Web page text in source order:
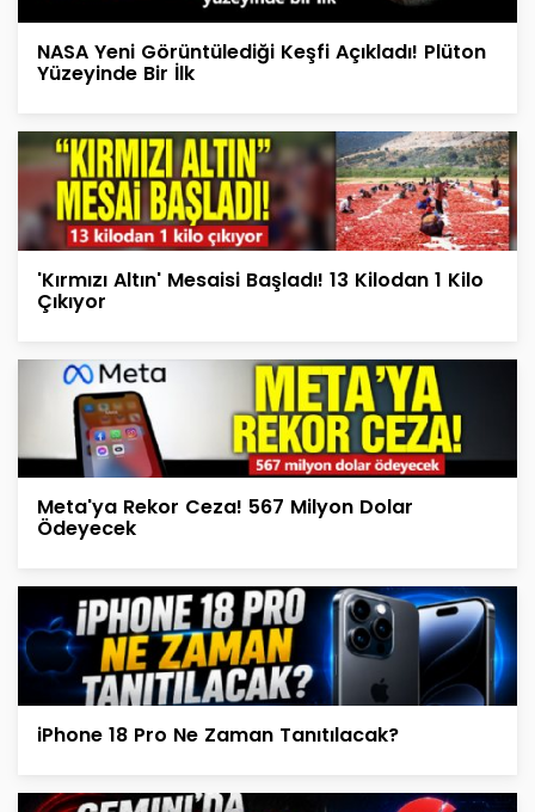
NASA Yeni Görüntülediği Keşfi Açıkladı! Plüton
Yüzeyinde Bir İlk
'Kırmızı Altın' Mesaisi Başladı! 13 Kilodan 1 Kilo
Çıkıyor
Meta'ya Rekor Ceza! 567 Milyon Dolar
Ödeyecek
iPhone 18 Pro Ne Zaman Tanıtılacak?